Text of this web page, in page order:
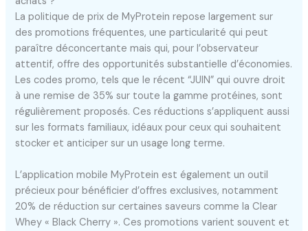
La politique de prix de MyProtein repose largement sur
des promotions fréquentes, une particularité qui peut
paraître déconcertante mais qui, pour l’observateur
attentif, offre des opportunités substantielle d’économies.
Les codes promo, tels que le récent “JUIN” qui ouvre droit
à une remise de 35% sur toute la gamme protéines, sont
régulièrement proposés. Ces réductions s’appliquent aussi
sur les formats familiaux, idéaux pour ceux qui souhaitent
stocker et anticiper sur un usage long terme.
L’application mobile MyProtein est également un outil
précieux pour bénéficier d’offres exclusives, notamment
20% de réduction sur certaines saveurs comme la Clear
Whey « Black Cherry ». Ces promotions varient souvent et